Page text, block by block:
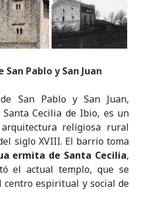
Pablo y San Juan
San Pablo y San Juan,
Cecilia de Ibio, es un
religiosa rural
siglo XVIII. El barrio toma
ermita de Santa Cecilia,
el actual templo, que se
espiritual y social de